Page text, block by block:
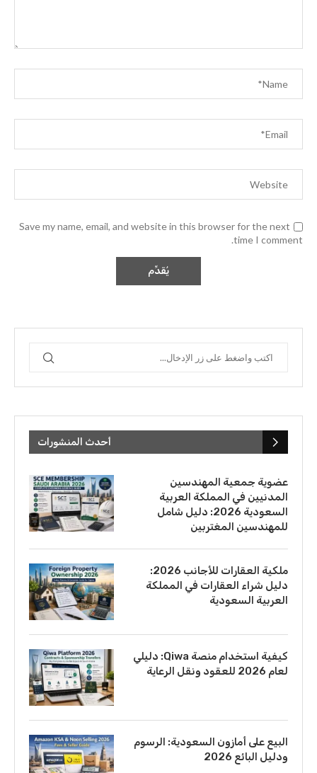
Save my name, email, and website in this browser for the next
time I comment.
أحدث المنشورات
عضوية جمعية المهندسين
المدنيين في المملكة العربية
السعودية 2026: دليل شامل
للمهندسين المغتربين
ملكية العقارات للأجانب 2026:
دليل شراء العقارات في المملكة
العربية السعودية
كيفية استخدام منصة Qiwa: دليلي
لعام 2026 للعقود ونقل الرعاية
البيع على أمازون السعودية: الرسوم
ودليل البائع 2026